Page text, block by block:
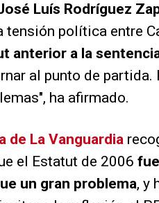
Luís Rodríguez
tensión política entre
anterior a la
al punto de partida.
ha afirmado.
de La Vanguardia
el Estatut de 2006
un gran problema, y